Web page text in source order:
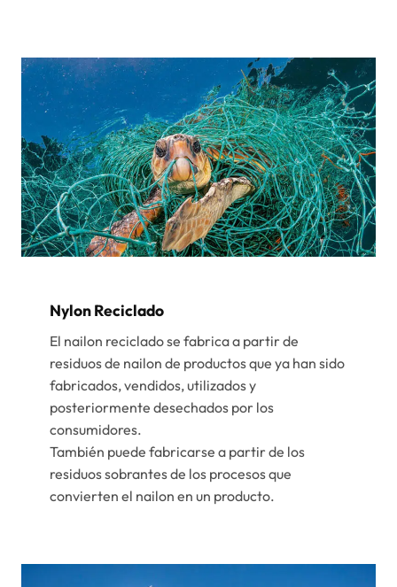
Nylon Reciclado
El nailon reciclado se fabrica a partir de
residuos de nailon de productos que ya han sido
fabricados, vendidos, utilizados y
posteriormente desechados por los
consumidores.
También puede fabricarse a partir de los
residuos sobrantes de los procesos que
convierten el nailon en un producto.